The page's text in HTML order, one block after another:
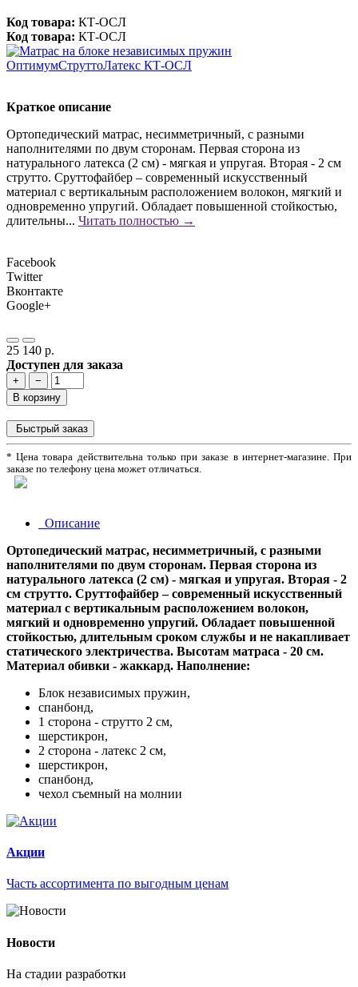
Код товара: КТ-ОСЛ
Код товара: КТ-ОСЛ
Краткое описание
Ортопедический матрас, несимметричный, с разными
наполнителями по двум сторонам. Первая сторона из
натурального латекса (2 см) - мягкая и упругая. Вторая - 2 см
струтто. Сруттофайбер – современный искусственный
материал с вертикальным расположением волокон, мягкий и
одновременно упругий. Обладает повышенной стойкостью,
длительны... Читать полностью →
Facebook
Twitter
Вконтакте
Google+
25 140 р.
Доступен для заказа
+
−
В корзину
Быстрый заказ
* Цена товара действительна только при заказе в интернет-магазине. При
заказе по телефону цена может отличаться.
Описание
Ортопедический матрас, несимметричный, с разными
наполнителями по двум сторонам. Первая сторона из
натурального латекса (2 см) - мягкая и упругая. Вторая - 2
см струтто. Сруттофайбер – современный искусственный
материал с вертикальным расположением волокон,
мягкий и одновременно упругий. Обладает повышенной
стойкостью, длительным сроком службы и не накапливает
статического электричества. Высотам матраса - 20 см.
Материал обивки - жаккард. Наполнение:
Блок независимых пружин,
спанбонд,
1 сторона - струтто 2 см,
шерстикрон,
2 сторона - латекс 2 см,
шерстикрон,
спанбонд,
чехол съемный на молнии
Акции
Часть ассортимента по выгодным ценам
Новости
На стадии разработки